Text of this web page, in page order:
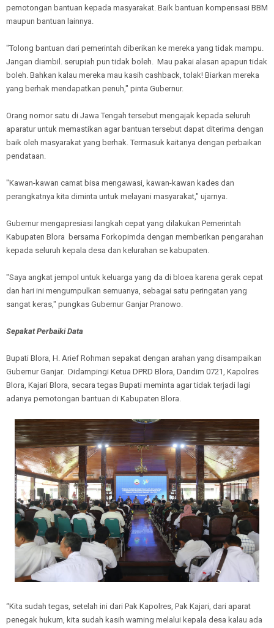
pemotongan bantuan kepada masyarakat. Baik bantuan kompensasi BBM
maupun bantuan lainnya.
"Tolong bantuan dari pemerintah diberikan ke mereka yang tidak mampu.
Jangan diambil. serupiah pun tidak boleh. Mau pakai alasan apapun tidak
boleh. Bahkan kalau mereka mau kasih cashback, tolak! Biarkan mereka
yang berhak mendapatkan penuh," pinta Gubernur.
Orang nomor satu di Jawa Tengah tersebut mengajak kepada seluruh
aparatur untuk memastikan agar bantuan tersebut dapat diterima dengan
baik oleh masyarakat yang berhak. Termasuk kaitanya dengan perbaikan
pendataan.
"Kawan-kawan camat bisa mengawasi, kawan-kawan kades dan
perangkatnya kita diminta untuk melayani masyarakat," ujarnya.
Gubernur mengapresiasi langkah cepat yang dilakukan Pemerintah
Kabupaten Blora bersama Forkopimda dengan memberikan pengarahan
kepada seluruh kepala desa dan kelurahan se kabupaten.
"Saya angkat jempol untuk keluarga yang da di bloea karena gerak cepat
dan hari ini mengumpulkan semuanya, sebagai satu peringatan yang
sangat keras," pungkas Gubernur Ganjar Pranowo.
Sepakat Perbaiki Data
Bupati Blora, H. Arief Rohman sepakat dengan arahan yang disampaikan
Gubernur Ganjar. Didampingi Ketua DPRD Blora, Dandim 0721, Kapolres
Blora, Kajari Blora, secara tegas Bupati meminta agar tidak terjadi lagi
adanya pemotongan bantuan di Kabupaten Blora.
“Kita sudah tegas, setelah ini dari Pak Kapolres, Pak Kajari, dari aparat
penegak hukum, kita sudah kasih warning melalui kepala desa kalau ada